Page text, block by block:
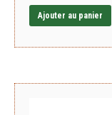
Ajouter au panier